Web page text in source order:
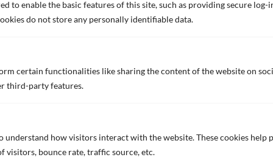
to enable the basic features of this site, such as providing secure
do not store any personally identifiable data.
certain functionalities like sharing the content of the website on
third-party features.
understand how visitors interact with the website. These cookies
visitors, bounce rate, traffic source, etc.